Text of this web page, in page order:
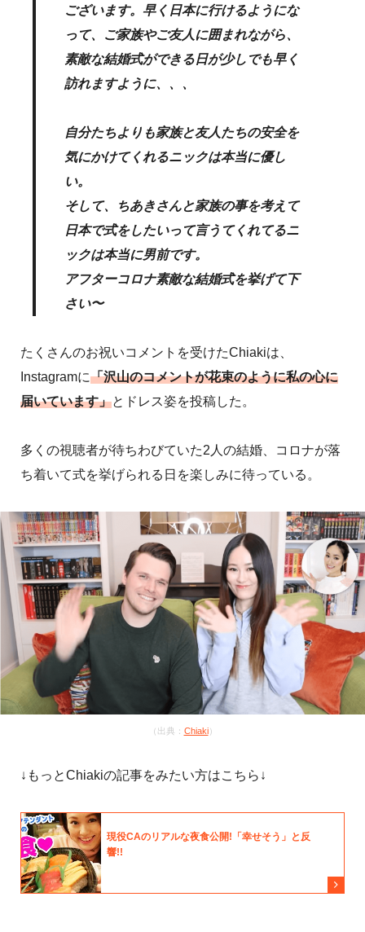
ございます。早く日本に行けるようにな
って、ご家族やご友人に囲まれながら、
素敵な結婚式ができる日が少しでも早く
訪れますように、、、
自分たちよりも家族と友人たちの安全を
気にかけてくれるニックは本当に優し
い。
そして、ちあきさんと家族の事を考えて
日本で式をしたいって言うてくれてるニ
ックは本当に男前です。
アフターコロナ素敵な結婚式を挙げて下
さい〜
たくさんのお祝いコメントを受けたChiakiは、
Instagramに「沢山のコメントが花束のように私の心に
届いています」とドレス姿を投稿した。
多くの視聴者が待ちわびていた2人の結婚、コロナが落
ち着いて式を挙げられる日を楽しみに待っている。
（出典： Chiaki）
↓もっとChiakiの記事をみたい方はこちら↓